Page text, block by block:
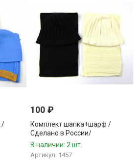
/
100₽
Комплект шапка+шарф /
Сделано в России/
В наличии: 2 шт.
Артикул: 1457